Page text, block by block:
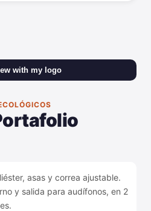
with my logo
asas y correa ajustable.
y salida para audífonos, en 2